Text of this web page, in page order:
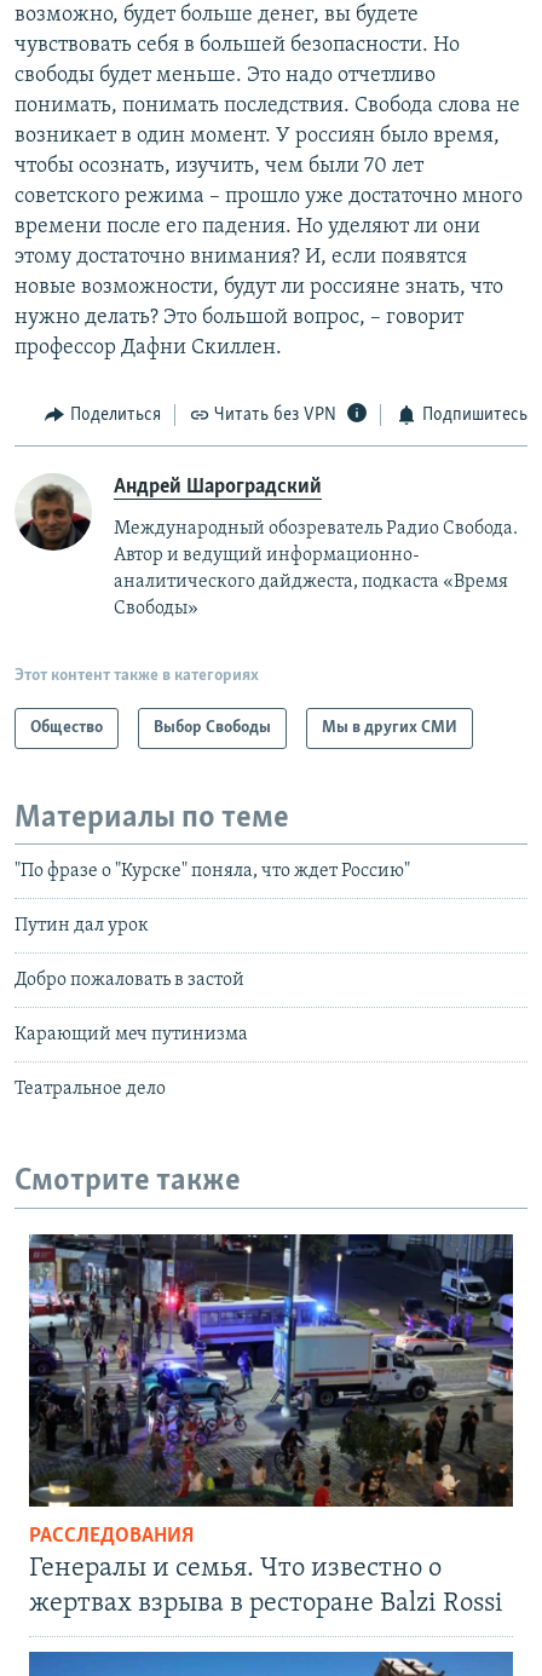
возможно, будет больше денег, вы будете
чувствовать себя в большей безопасности. Но
свободы будет меньше. Это надо отчетливо
понимать, понимать последствия. Свобода слова не
возникает в один момент. У россиян было время,
чтобы осознать, изучить, чем были 70 лет
советского режима – прошло уже достаточно много
времени после его падения. Но уделяют ли они
этому достаточно внимания? И, если появятся
новые возможности, будут ли россияне знать, что
нужно делать? Это большой вопрос, – говорит
профессор Дафни Скиллен.
Поделиться Читать без VPN Подпишитесь
Андрей Шароградский
Международный обозреватель Радио Свобода.
Автор и ведущий информационно-
аналитического дайджеста, подкаста «Время
Свободы»
Этот контент также в категориях
Общество Выбор Свободы Мы в других СМИ
Материалы по теме
"По фразе о "Курске" поняла, что ждет Россию"
Путин дал урок
Добро пожаловать в застой
Карающий меч путинизма
Театральное дело
Смотрите также
РАССЛЕДОВАНИЯ
Генералы и семья. Что известно о
жертвах взрыва в ресторане Balzi Rossi